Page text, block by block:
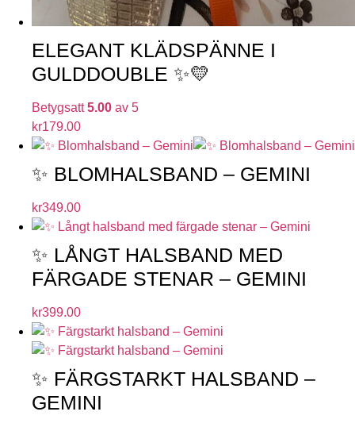
ELEGANT KLÄDSPÄNNE I
GULDDOUBLE ✨💛
Betygsatt5.00 av 5
kr179.00
✨ BLOMHALSBAND – GEMINI
kr349.00
✨ LÅNGT HALSBAND MED
FÄRGADE STENAR – GEMINI
kr399.00
✨ FÄRGSTARKT HALSBAND –
GEMINI